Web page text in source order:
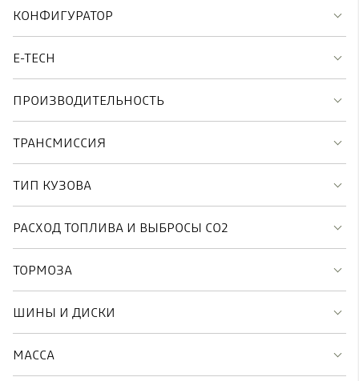
КОНФИГУРАТОР
E-TECH
ПРОИЗВОДИТЕЛЬНОСТЬ
ТРАНСМИССИЯ
ТИП КУЗОВА
РАСХОД ТОПЛИВА И ВЫБРОСЫ CO2
ТОРМОЗА
ШИНЫ И ДИСКИ
МАССА